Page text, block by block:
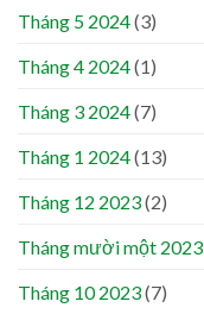
Tháng 5 2024(3)
Tháng 4 2024(1)
Tháng 3 2024(7)
Tháng 1 2024(13)
Tháng 12 2023(2)
Tháng mười một 2023
Tháng 10 2023(7)